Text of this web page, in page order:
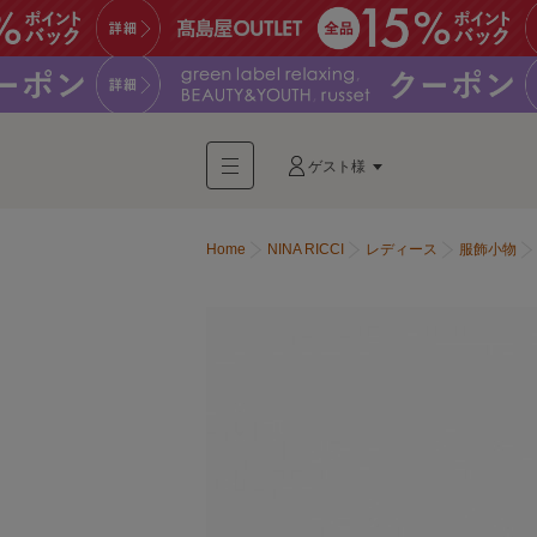
ゲスト様
Home NINA RICCI レディース 服飾小物